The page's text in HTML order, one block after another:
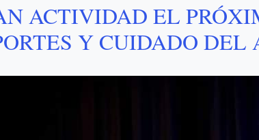
ACTIVIDAD EL
Y CUIDADO DEL